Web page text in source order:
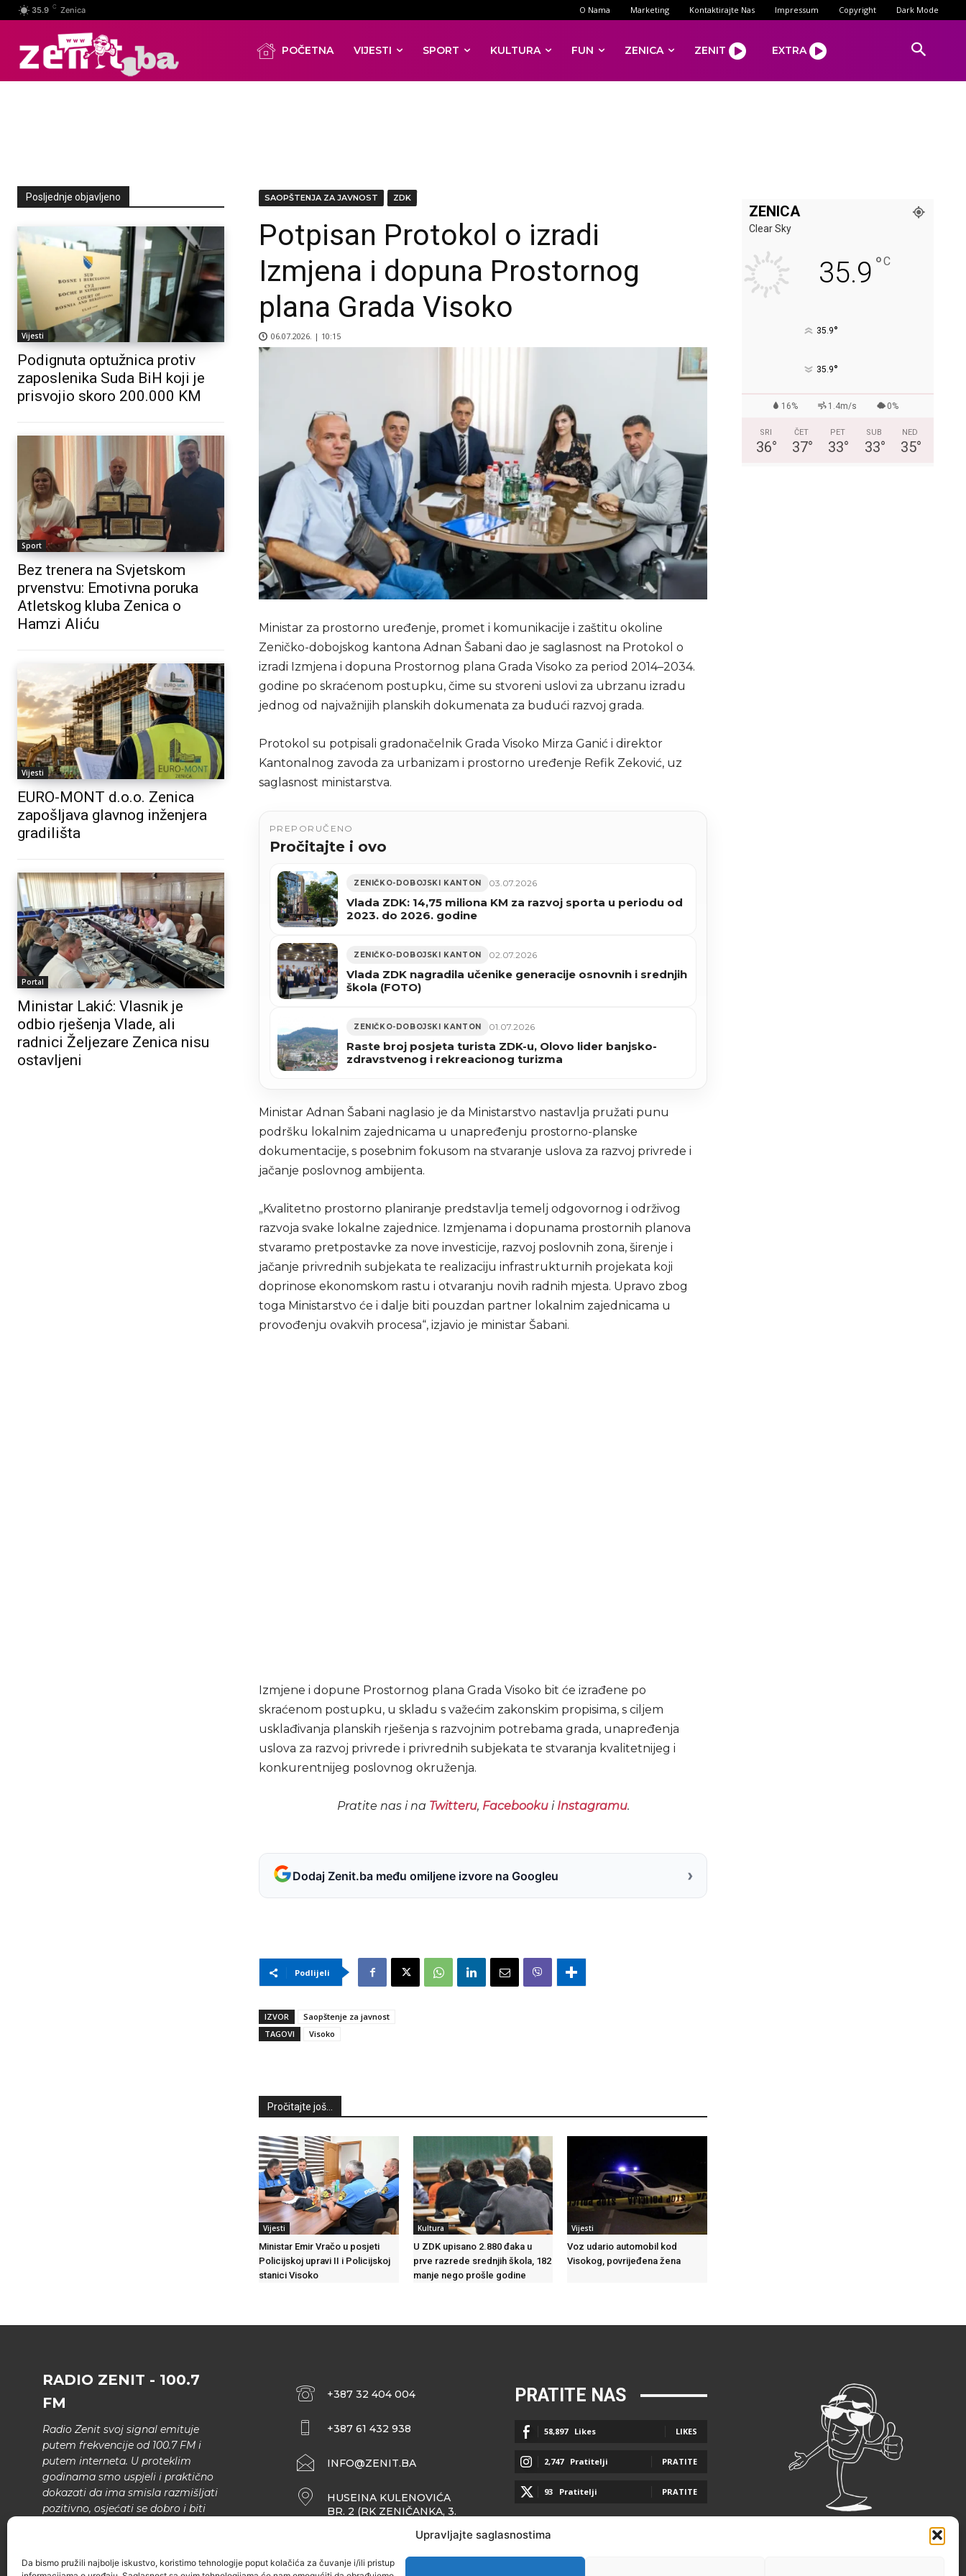
Upravljajte saglasnostima
Da bismo pružili najbolje iskustvo, koristimo tehnologije poput kolačića za čuvanje i/ili pristup
35.9 C Zenica O Nama Marketing Kontaktirajte Nas Impressum Copyright Dark Mode
POČETNA VIJESTI SPORT KULTURA FUN ZENICA ZENIT EXTRA
Posljednje objavljeno
Vijesti
Podignuta optužnica protiv
zaposlenika Suda BiH koji je
prisvojio skoro 200.000 KM
Sport
Bez trenera na Svjetskom
prvenstvu: Emotivna poruka
Atletskog kluba Zenica o
Hamzi Aliću
Vijesti
EURO-MONT d.o.o. Zenica
zapošljava glavnog inženjera
gradilišta
Portal
Ministar Lakić: Vlasnik je
odbio rješenja Vlade, ali
radnici Željezare Zenica nisu
ostavljeni
SAOPŠTENJA ZA JAVNOST ZDK
Potpisan Protokol o izradi
Izmjena i dopuna Prostornog
plana Grada Visoko
06.07.2026. | 10:15
Ministar za prostorno uređenje, promet i komunikacije i zaštitu okoline
Zeničko-dobojskog kantona Adnan Šabani dao je saglasnost na Protokol o
izradi Izmjena i dopuna Prostornog plana Grada Visoko za period 2014–2034.
godine po skraćenom postupku, čime su stvoreni uslovi za ubrzanu izradu
jednog od najvažnijih planskih dokumenata za budući razvoj grada.
Protokol su potpisali gradonačelnik Grada Visoko Mirza Ganić i direktor
Kantonalnog zavoda za urbanizam i prostorno uređenje Refik Zeković, uz
saglasnost ministarstva.
PREPORUČENO
Pročitajte i ovo
ZENIČKO-DOBOJSKI KANTON 03.07.2026
Vlada ZDK: 14,75 miliona KM za razvoj sporta u periodu od
2023. do 2026. godine
ZENIČKO-DOBOJSKI KANTON 02.07.2026
Vlada ZDK nagradila učenike generacije osnovnih i srednjih
škola (FOTO)
ZENIČKO-DOBOJSKI KANTON 01.07.2026
Raste broj posjeta turista ZDK-u, Olovo lider banjsko-
zdravstvenog i rekreacionog turizma
Ministar Adnan Šabani naglasio je da Ministarstvo nastavlja pružati punu
podršku lokalnim zajednicama u unapređenju prostorno-planske
dokumentacije, s posebnim fokusom na stvaranje uslova za razvoj privrede i
jačanje poslovnog ambijenta.
„Kvalitetno prostorno planiranje predstavlja temelj odgovornog i održivog
razvoja svake lokalne zajednice. Izmjenama i dopunama prostornih planova
stvaramo pretpostavke za nove investicije, razvoj poslovnih zona, širenje i
jačanje privrednih subjekata te realizaciju infrastrukturnih projekata koji
doprinose ekonomskom rastu i otvaranju novih radnih mjesta. Upravo zbog
toga Ministarstvo će i dalje biti pouzdan partner lokalnim zajednicama u
provođenju ovakvih procesa“, izjavio je ministar Šabani.
Izmjene i dopune Prostornog plana Grada Visoko bit će izrađene po
skraćenom postupku, u skladu s važećim zakonskim propisima, s ciljem
usklađivanja planskih rješenja s razvojnim potrebama grada, unapređenja
uslova za razvoj privrede i privrednih subjekata te stvaranja kvalitetnijeg i
konkurentnijeg poslovnog okruženja.
Pratite nas i na Twitteru, Facebookui Instagramu.
Dodaj Zenit.ba među omiljene izvore na Googleu ›
Podlijeli
IZVOR
Saopštenje za javnost
TAGOVI
Visoko
Pročitajte još...
Vijesti
Ministar Emir Vračo u posjeti
Policijskoj upravi II i Policijskoj
stanici Visoko
Kultura
U ZDK upisano 2.880 đaka u
prve razrede srednjih škola, 182
manje nego prošle godine
Vijesti
Voz udario automobil kod
Visokog, povrijeđena žena
ZENICA
Clear Sky
35.9 °C
35.9°
35.9°
16% 1.4m/s 0%
SRI
36°
ČET
37°
PET
33°
SUB
33°
NED
35°
RADIO ZENIT - 100.7
FM
Radio Zenit svoj signal emituje
putem frekvencije od 100.7 FM i
putem interneta. U proteklim
godinama smo uspjeli i praktično
dokazati da ima smisla razmišljati
pozitivno, osjećati se dobro i biti
narodne muzike..
+387 32 404 004
+387 61 432 938
INFO@ZENIT.BA
HUSEINA KULENOVIĆA
BR. 2 (RK ZENIČANKA, 3.
PRATITE NAS
58,897 Likes LIKES
2,747 Pratitelji PRATITE
93 Pratitelji PRATITE